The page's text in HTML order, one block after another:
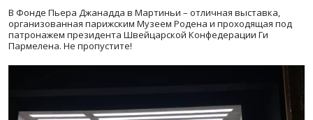
В Фонде Пьера Джанадда в Мартиньи – отличная выставка,
организованная парижским Музеем Родена и проходящая под
патронажем президента Швейцарской Конфедерации Ги
Пармелена. Не пропустите!